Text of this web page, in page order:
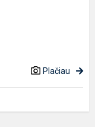
Plačiau